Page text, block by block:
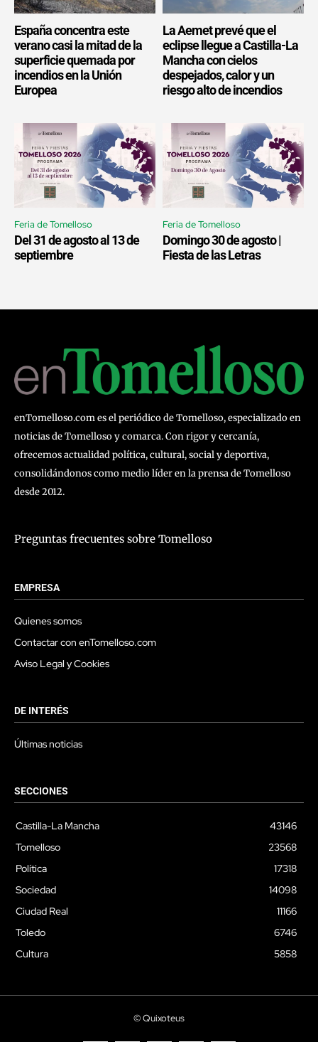
España concentra este
verano casi la mitad de la
superficie quemada por
incendios en la Unión
Europea
La Aemet prevé que el
eclipse llegue a Castilla-La
Mancha con cielos
despejados, calor y un
riesgo alto de incendios
Feria de Tomelloso
Del 31 de agosto al 13 de
septiembre
Feria de Tomelloso
Domingo 30 de agosto |
Fiesta de las Letras
enTomelloso.com es el periódico de Tomelloso, especializado en
noticias de Tomelloso y comarca. Con rigor y cercanía,
ofrecemos actualidad política, cultural, social y deportiva,
consolidándonos como medio líder en la prensa de Tomelloso
desde 2012.
Preguntas frecuentes sobre Tomelloso
EMPRESA
Quienes somos
Contactar con enTomelloso.com
Aviso Legal y Cookies
DE INTERÉS
Últimas noticias
SECCIONES
Castilla-La Mancha
43146
Tomelloso
23568
Política
17318
Sociedad
14098
Ciudad Real
11166
Toledo
6746
Cultura
5858
© Quixoteus